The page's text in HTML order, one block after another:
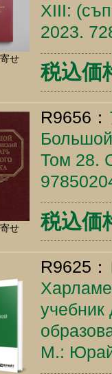
せ
XIII:
2023.
税込価
せ
R9656：
Том 28.
税込
R9625：
учебник
М.: